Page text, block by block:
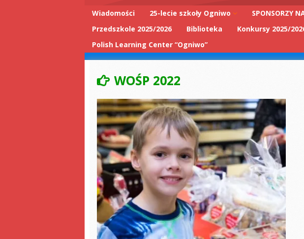
Wiadomości
25-lecie szkoły Ogniwo
25-lecie wpis do
SPONSORZY
Przedszkole 2025/2026 Biblioteka Konkursy 2025/
Polish Learning Center “Ogniwo”
WOŚP 2022